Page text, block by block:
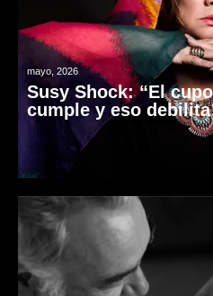
mayo, 2026
Susy Shock: “El
cumple y eso